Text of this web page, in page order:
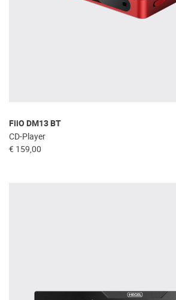
FiiO DM13 BT
CD-Player
€ 159,00